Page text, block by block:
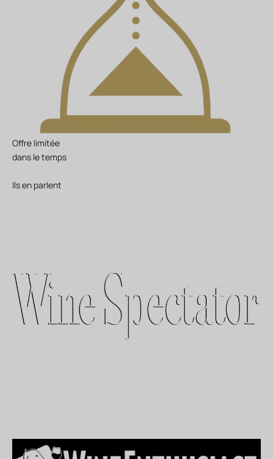
Offre limitée
dans le temps
Ils en parlent